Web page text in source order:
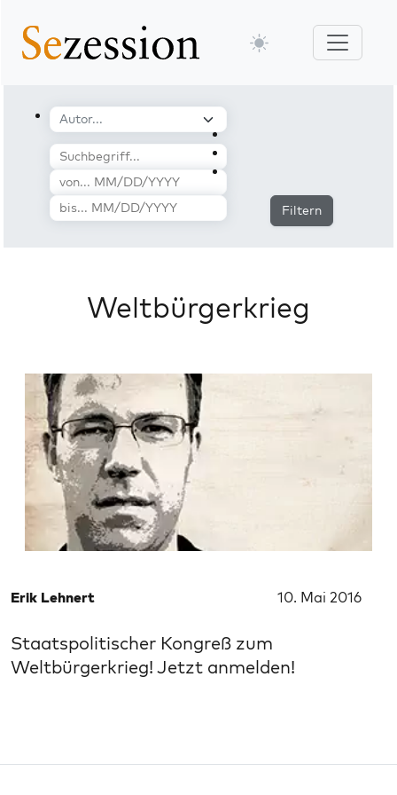
Filtern
Weltbürgerkrieg
Erik Lehnert 10. Mai 2016
Staatspolitischer Kongreß zum
Weltbürgerkrieg! Jetzt anmelden!